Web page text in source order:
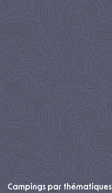
Campings par thématiques